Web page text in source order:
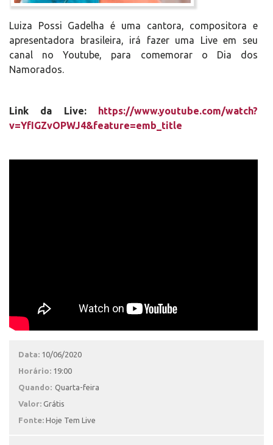
Luiza Possi Gadelha é uma cantora, compositora e
apresentadora brasileira, irá fazer uma Live em seu
canal no Youtube, para comemorar o Dia dos
Namorados.
Link da Live: https://www.youtube.com/watch?
v=YfIGZvOPWJ4&feature=emb_title
Data: 10/06/2020
Horário: 19:00
Quando: Quarta-feira
Valor: Grátis
Fonte: Hoje Tem Live